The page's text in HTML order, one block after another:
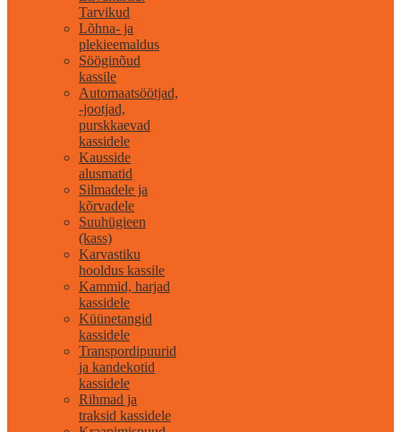
Tarvikud
Lõhna- ja
plekieemaldus
Sööginõud
kassile
Automaatsöötjad,
-jootjad,
purskkaevad
kassidele
Kausside
alusmatid
Silmadele ja
kõrvadele
Suuhügieen
(kass)
Karvastiku
hooldus kassile
Kammid, harjad
kassidele
Küünetangid
kassidele
Transpordipuurid
ja kandekotid
kassidele
Rihmad ja
traksid kassidele